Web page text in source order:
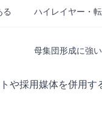
る ハイレイヤー・
母集団形成に強
採用媒体を併用